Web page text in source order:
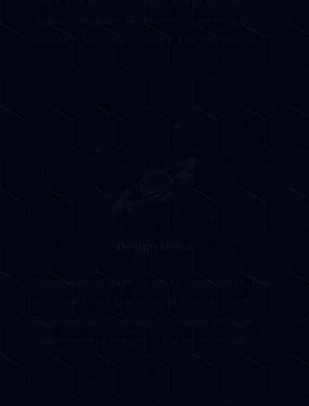
qualità e su misura, adatto alla Tua attività.
Sono in molti a offrire un servizio simile, ma